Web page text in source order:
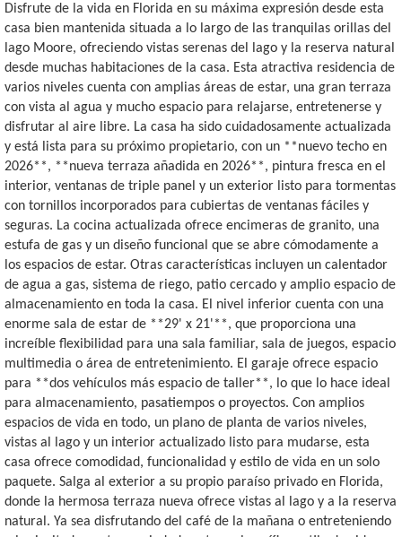
Disfrute de la vida en Florida en su máxima expresión desde esta
casa bien mantenida situada a lo largo de las tranquilas orillas del
lago Moore, ofreciendo vistas serenas del lago y la reserva natural
desde muchas habitaciones de la casa. Esta atractiva residencia de
varios niveles cuenta con amplias áreas de estar, una gran terraza
con vista al agua y mucho espacio para relajarse, entretenerse y
disfrutar al aire libre. La casa ha sido cuidadosamente actualizada
y está lista para su próximo propietario, con un **nuevo techo en
2026**, **nueva terraza añadida en 2026**, pintura fresca en el
interior, ventanas de triple panel y un exterior listo para tormentas
con tornillos incorporados para cubiertas de ventanas fáciles y
seguras. La cocina actualizada ofrece encimeras de granito, una
estufa de gas y un diseño funcional que se abre cómodamente a
los espacios de estar. Otras características incluyen un calentador
de agua a gas, sistema de riego, patio cercado y amplio espacio de
almacenamiento en toda la casa. El nivel inferior cuenta con una
enorme sala de estar de **29' x 21'**, que proporciona una
increíble flexibilidad para una sala familiar, sala de juegos, espacio
multimedia o área de entretenimiento. El garaje ofrece espacio
para **dos vehículos más espacio de taller**, lo que lo hace ideal
para almacenamiento, pasatiempos o proyectos. Con amplios
espacios de vida en todo, un plano de planta de varios niveles,
vistas al lago y un interior actualizado listo para mudarse, esta
casa ofrece comodidad, funcionalidad y estilo de vida en un solo
paquete. Salga al exterior a su propio paraíso privado en Florida,
donde la hermosa terraza nueva ofrece vistas al lago y a la reserva
natural. Ya sea disfrutando del café de la mañana o entreteniendo